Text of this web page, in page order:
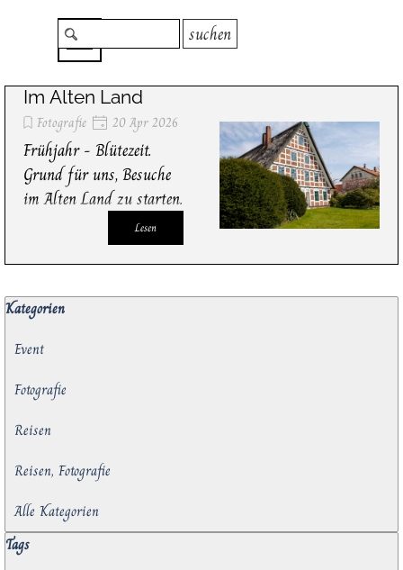
suchen
Im Alten Land
Fotografie 20 Apr 2026
Frühjahr - Blütezeit.
Grund für uns, Besuche
im Alten Land zu starten.
Lesen
Block überspringen Kategorien
Kategorien
Event
Fotografie
Reisen
Reisen, Fotografie
Alle Kategorien
Block überspringen Tags
Tags